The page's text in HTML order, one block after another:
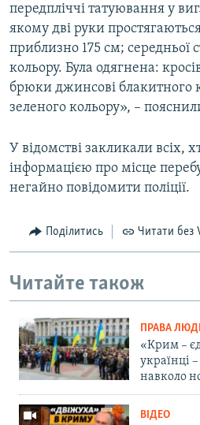
передпліччі татуювання у
якому дві руки
приблизно 175 см; середньої
кольору. Була одягнена:
брюки джинсові блакитного
зеленого кольору», –
У відомстві закликали всіх,
інформацією про місце
негайно повідомити поліції.
Поділитись Читати без
Читайте також
ПРАВА
«Крим –
українці
навколо
ВІДЕО